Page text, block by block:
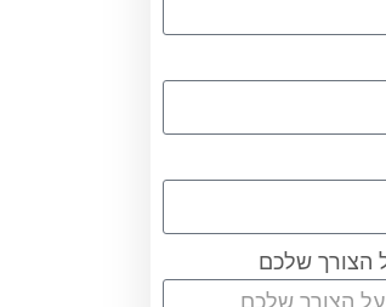
הצורך שלכם